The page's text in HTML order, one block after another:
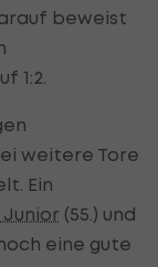
beweist
1:2.
weitere Tore
Ein
Junior (55.) und
eine gute